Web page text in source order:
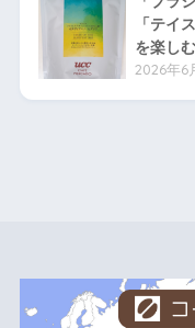
「テイ
を楽し
2026年6